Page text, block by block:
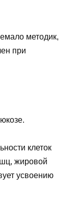
методик,
при
клеток
жировой
усвоению